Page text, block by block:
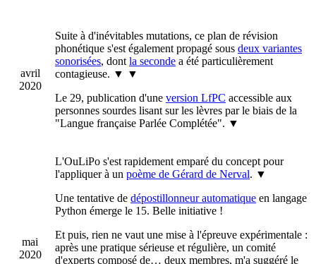
avril
2020
Suite à d'inévitables mutations, ce plan de révision
phonétique s'est également propagé sous deux variantes
sonorisées, dont la seconde a été particulièrement
contagieuse. ▼ ▼
Le 29, publication d'une version LfPC accessible aux
personnes sourdes lisant sur les lèvres par le biais de la
"Langue française Parlée Complétée". ▼
mai
2020
L'OuLiPo s'est rapidement emparé du concept pour
l'appliquer à un poème de Gérard de Nerval. ▼
Une tentative de dépostillonneur automatique en langage
Python émerge le 15. Belle initiative !
Et puis, rien ne vaut une mise à l'épreuve expérimentale :
après une pratique sérieuse et régulière, un comité
d'experts composé de… deux membres, m'a suggéré le